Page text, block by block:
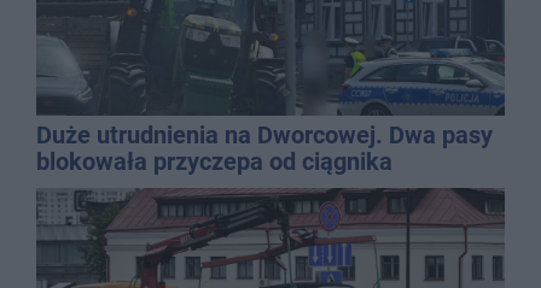
Duże utrudnienia na Dworcowej. Dwa pasy
blokowała przyczepa od ciągnika